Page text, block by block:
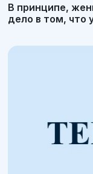
В принципе,
дело в том, что